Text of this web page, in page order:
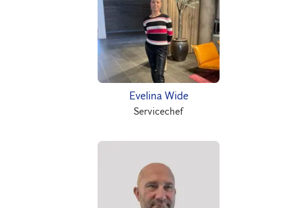
Evelina Wide
Servicechef